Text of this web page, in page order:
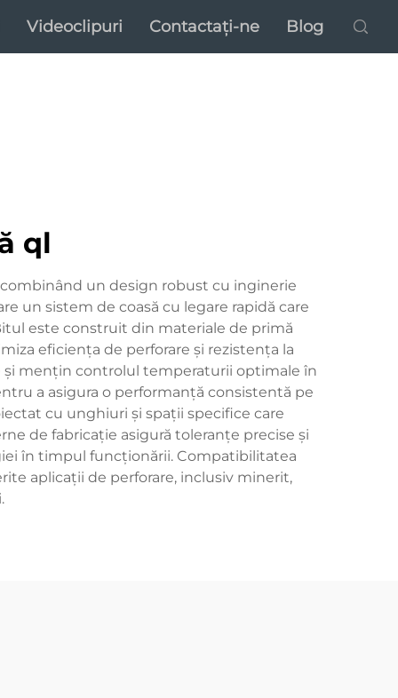
Videoclipuri Contactați-ne Blog
ql
combinând un design robust cu inginerie
un sistem de coasă cu legare rapidă care
este construit din materiale de primă
eficiența de perforare și rezistența la
și mențin controlul temperaturii optimale în
a asigura o performanță consistentă pe
cu unghiuri și spații specifice care
de fabricație asigură toleranțe precise și
în timpul funcționării. Compatibilitatea
aplicații de perforare, inclusiv minerit,